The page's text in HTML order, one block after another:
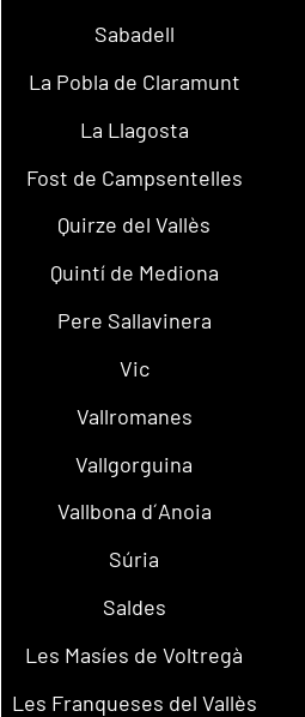
Sabadell
La Pobla de Claramunt
La Llagosta
Fost de Campsentelles
Quirze del Vallès
Quintí de Mediona
Pere Sallavinera
Vic
Vallromanes
Vallgorguina
Vallbona d´Anoia
Súria
Saldes
Les Masíes de Voltregà
Les Franqueses del Vallès